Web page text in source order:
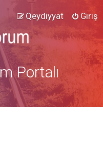
Giriş
Qeydiyyat
Portalı